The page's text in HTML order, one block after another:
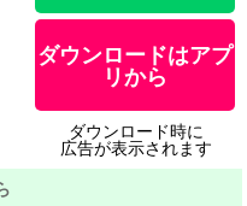
ダウンロードはアプ
リから
ダウンロード時に
広告が表示されます